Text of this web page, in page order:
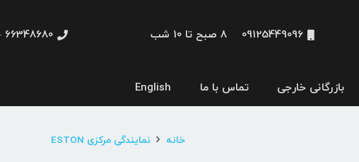
09125449096 8 صبح تا 10 شب 66348680 – 66348660
بازرگانی خارجی تماس با ما English
خانه نمایندگی مرکزی ESTON